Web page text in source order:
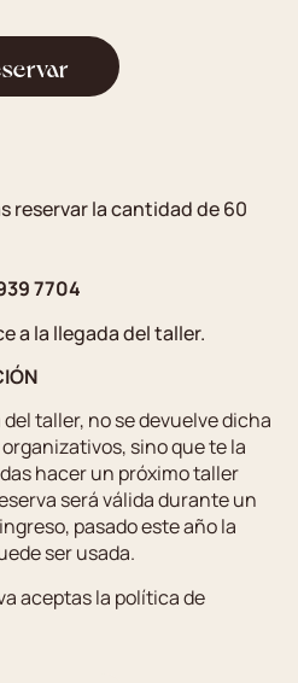
reservar la cantidad de 60
7704
a la llegada del taller.
taller, no se devuelve dicha
sino que te la
hacer un próximo taller
será válida durante un
pasado este año la
ser usada.
aceptas la política de